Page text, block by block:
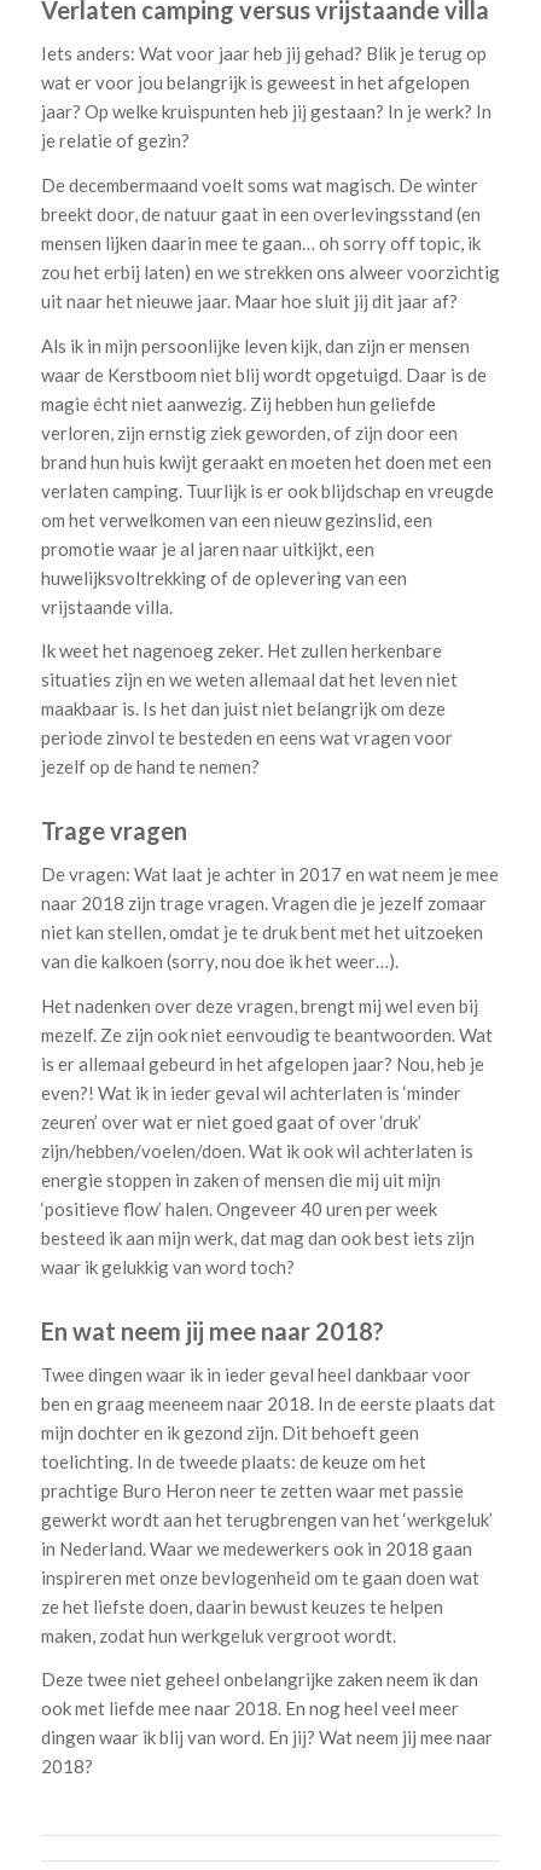
Verlaten camping versus vrijstaande villa
Iets anders: Wat voor jaar heb jij gehad? Blik je terug op
wat er voor jou belangrijk is geweest in het afgelopen
jaar? Op welke kruispunten heb jij gestaan? In je werk? In
je relatie of gezin?
De decembermaand voelt soms wat magisch. De winter
breekt door, de natuur gaat in een overlevingsstand (en
mensen lijken daarin mee te gaan… oh sorry off topic, ik
zou het erbij laten) en we strekken ons alweer voorzichtig
uit naar het nieuwe jaar. Maar hoe sluit jij dit jaar af?
Als ik in mijn persoonlijke leven kijk, dan zijn er mensen
waar de Kerstboom niet blij wordt opgetuigd. Daar is de
magie écht niet aanwezig. Zij hebben hun geliefde
verloren, zijn ernstig ziek geworden, of zijn door een
brand hun huis kwijt geraakt en moeten het doen met een
verlaten camping. Tuurlijk is er ook blijdschap en vreugde
om het verwelkomen van een nieuw gezinslid, een
promotie waar je al jaren naar uitkijkt, een
huwelijksvoltrekking of de oplevering van een
vrijstaande villa.
Ik weet het nagenoeg zeker. Het zullen herkenbare
situaties zijn en we weten allemaal dat het leven niet
maakbaar is. Is het dan juist niet belangrijk om deze
periode zinvol te besteden en eens wat vragen voor
jezelf op de hand te nemen?
Trage vragen
De vragen: Wat laat je achter in 2017 en wat neem je mee
naar 2018 zijn trage vragen. Vragen die je jezelf zomaar
niet kan stellen, omdat je te druk bent met het uitzoeken
van die kalkoen (sorry, nou doe ik het weer…).
Het nadenken over deze vragen, brengt mij wel even bij
mezelf. Ze zijn ook niet eenvoudig te beantwoorden. Wat
is er allemaal gebeurd in het afgelopen jaar? Nou, heb je
even?! Wat ik in ieder geval wil achterlaten is ‘minder
zeuren’ over wat er niet goed gaat of over ‘druk’
zijn/hebben/voelen/doen. Wat ik ook wil achterlaten is
energie stoppen in zaken of mensen die mij uit mijn
‘positieve flow’ halen. Ongeveer 40 uren per week
besteed ik aan mijn werk, dat mag dan ook best iets zijn
waar ik gelukkig van word toch?
En wat neem jij mee naar 2018?
Twee dingen waar ik in ieder geval heel dankbaar voor
ben en graag meeneem naar 2018. In de eerste plaats dat
mijn dochter en ik gezond zijn. Dit behoeft geen
toelichting. In de tweede plaats: de keuze om het
prachtige Buro Heron neer te zetten waar met passie
gewerkt wordt aan het terugbrengen van het ‘werkgeluk’
in Nederland. Waar we medewerkers ook in 2018 gaan
inspireren met onze bevlogenheid om te gaan doen wat
ze het liefste doen, daarin bewust keuzes te helpen
maken, zodat hun werkgeluk vergroot wordt.
Deze twee niet geheel onbelangrijke zaken neem ik dan
ook met liefde mee naar 2018. En nog heel veel meer
dingen waar ik blij van word. En jij? Wat neem jij mee naar
2018?